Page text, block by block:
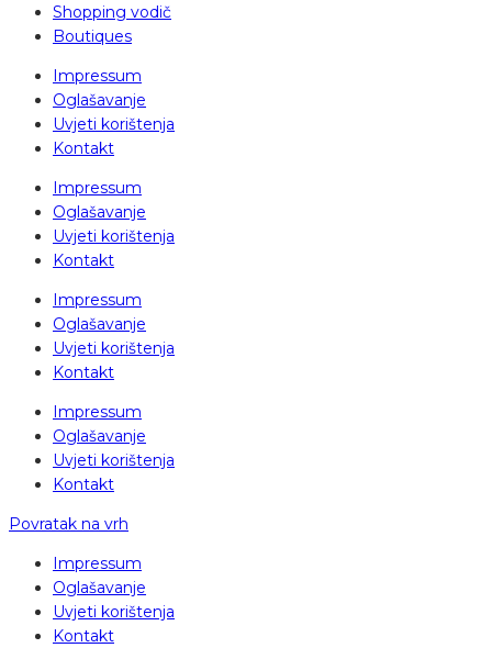
Shopping vodič
Boutiques
Impressum
Oglašavanje
Uvjeti korištenja
Kontakt
Impressum
Oglašavanje
Uvjeti korištenja
Kontakt
Impressum
Oglašavanje
Uvjeti korištenja
Kontakt
Impressum
Oglašavanje
Uvjeti korištenja
Kontakt
Povratak na vrh
Impressum
Oglašavanje
Uvjeti korištenja
Kontakt